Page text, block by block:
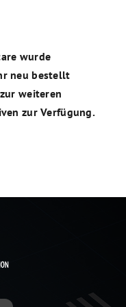
wurde
neu bestellt
weiteren
zur Verfügung.